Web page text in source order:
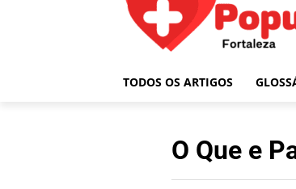
TODOS OS ARTIGOS
O Que e